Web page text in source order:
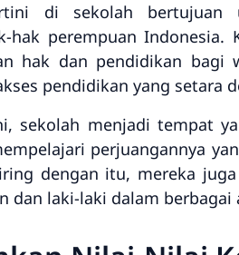
di sekolah bertujuan
hak perempuan
hak dan pendidikan bagi
pendidikan yang setara
sekolah menjadi tempat
perjuangannya
dengan itu, mereka
dan laki-laki dalam berbagai